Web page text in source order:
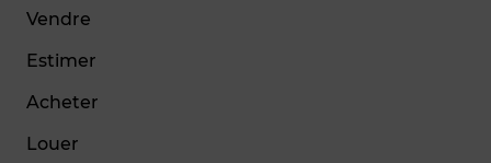
Vendre
Estimer
Acheter
Louer